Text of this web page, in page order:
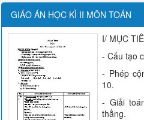
GIÁO ÁN HỌC KÌ II MÔN TOÁN
I/ MỤC
- Cấu tạo
- Phép
10.
- Giải
thẳng.